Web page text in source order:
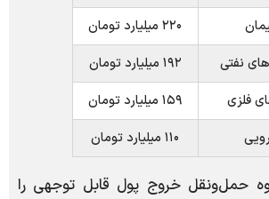
۲۲۰ میلیارد تومان
نفتی
۱۹۲ میلیارد تومان
فلزی
۱۵۹ میلیارد تومان
۱۱۰ میلیارد تومان
حمل‌ونقل خروج پول قابل توجهی را